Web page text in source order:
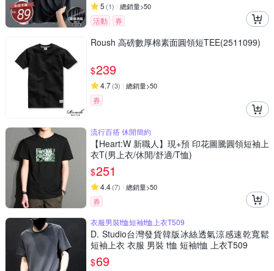
5 (1) 總銷量>50
活動 券
Roush 高磅數厚棉素面圓領短TEE(2511099)
$239
4.7(3) 總銷量>50
券
流行百搭 休閒簡約
【Heart:W 新職人】現+預 印花圖騰圓領短袖上
衣T(男上衣/休閒/舒適/T恤)
$251
4.4(7) 總銷量>50
券
衣服男裝t恤短袖t恤上衣T509
D. Studio台灣發貨韓版冰絲透氣涼感速乾寬鬆
短袖上衣 衣服 男裝 t恤 短袖t恤 上衣T509
$69